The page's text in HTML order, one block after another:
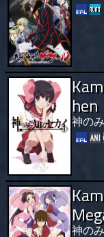
hen
神の
神の